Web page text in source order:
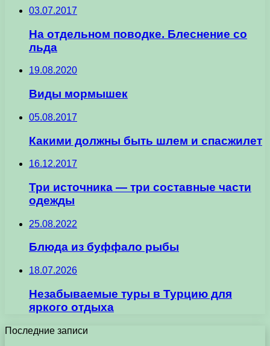
03.07.2017
На отдельном поводке. Блеснение со
льда
19.08.2020
Виды мормышек
05.08.2017
Какими должны быть шлем и спасжилет
16.12.2017
Три источника — три составные части
одежды
25.08.2022
Блюда из буффало рыбы
18.07.2026
Незабываемые туры в Турцию для
яркого отдыха
Последние записи